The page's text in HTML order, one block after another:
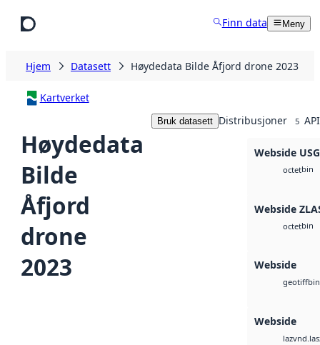
Finn data Meny
Hjem Datasett Høydedata Bilde Åfjord drone 2023
Kartverket
Høydedata
Bilde
Åfjord
drone
2023
Bruk datasett Distribusjoner 5
Webside
octetbin
Webside
octetbin
Webside
geotiffbin
Webside
laz